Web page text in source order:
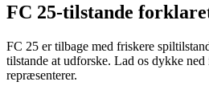
FC 25-tilstande
FC 25 er tilbage med friskere
tilstande at udforske. Lad os dykke
repræsenterer.